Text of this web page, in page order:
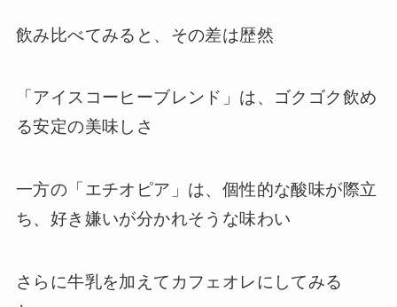
飲み比べてみると、その差は歴然
「アイスコーヒーブレンド」は、ゴクゴク飲め
る安定の美味しさ
一方の「エチオピア」は、個性的な酸味が際立
ち、好き嫌いが分かれそうな味わい
さらに牛乳を加えてカフェオレにしてみる